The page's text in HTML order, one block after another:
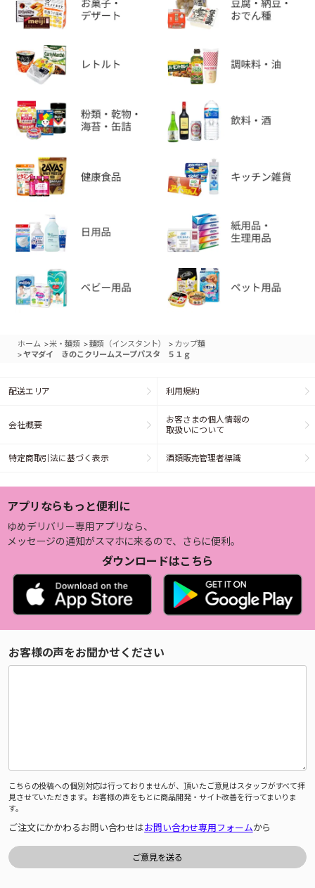
ホーム >米・麺類 >麺類（インスタント） > カップ麺
>ヤマダイ きのこクリームスープパスタ ５１ｇ
配送エリア 利用規約
会社概要
お客さまの個人情報の
取扱いについて
特定商取引法に基づく表示 酒類販売管理者標識
アプリならもっと便利に
ゆめデリバリー専用アプリなら、
メッセージの通知がスマホに来るので、さらに便利。
ダウンロードはこちら
お客様の声をお聞かせください
こちらの投稿への個別対応は行っておりませんが、頂いたご意見はスタッフがすべて拝
見させていただきます。お客様の声をもとに商品開発・サイト改善を行ってまいりま
す。
ご注文にかかわるお問い合わせはお問い合わせ専用フォームから